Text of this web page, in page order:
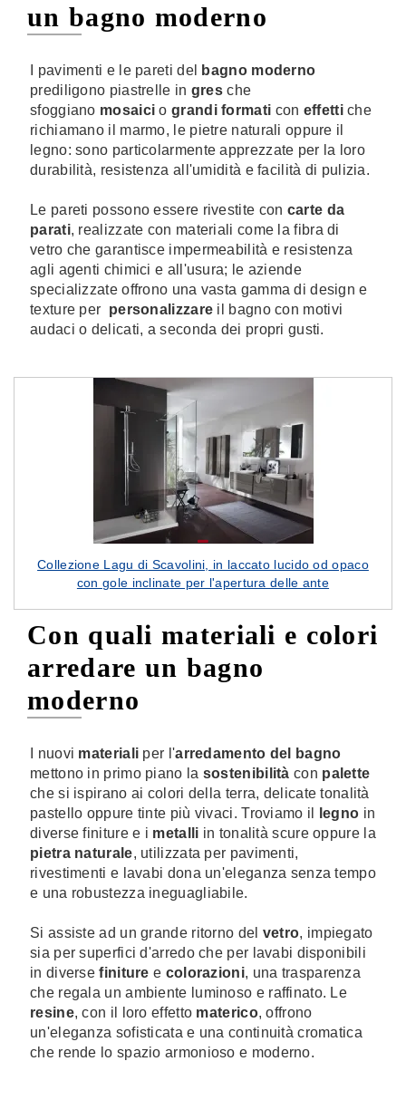
un bagno moderno
I pavimenti e le pareti del
bagno moderno
prediligono piastrelle in gres che
sfoggiano mosaici o grandi formati con effettiche
richiamano il marmo, le pietre naturali oppure il
legno: sono particolarmente apprezzate per la loro
durabilità, resistenza all'umidità e facilità di pulizia.
Le pareti possono essere rivestite con carte da
parati, realizzate con materiali come la fibra di
vetro che garantisce impermeabilità e resistenza
agli agenti chimici e all'usura; le aziende
specializzate offrono una vasta gamma di design e
texture per personalizzare il bagno con motivi
audaci o delicati, a seconda dei propri gusti.
Collezione Lagu di Scavolini, in laccato lucido od opaco
con gole inclinate per l'apertura delle ante
Con quali materiali e colori
arredare un bagno
moderno
I nuovi materiali per l'arredamento del bagno
mettono in primo piano la sostenibilitàcon palette
che si ispirano ai colori della terra, delicate tonalità
pastello oppure tinte più vivaci. Troviamo il legno in
diverse finiture e i metalli in tonalità scure oppure la
pietra naturale, utilizzata per pavimenti,
rivestimenti e lavabi dona un'eleganza senza tempo
e una robustezza ineguagliabile.
Si assiste ad un grande ritorno del vetro, impiegato
sia per superfici d'arredo che per lavabi disponibili
in diversefiniture e colorazioni, una trasparenza
che regala un ambiente luminoso e raffinato. Le
resine, con il loro effetto materico, offrono
un'eleganza sofisticata e una continuità cromatica
che rende lo spazio armonioso e moderno.